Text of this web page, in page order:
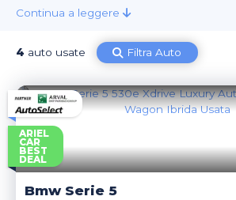
Continua a leggere
4 auto usate Filtra Auto
ARIEL
CAR
BEST
DEAL
Bmw Serie 5